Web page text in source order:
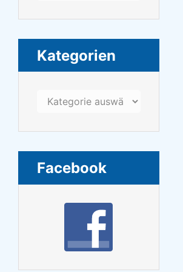
Kategorien
Kategorien
Facebook